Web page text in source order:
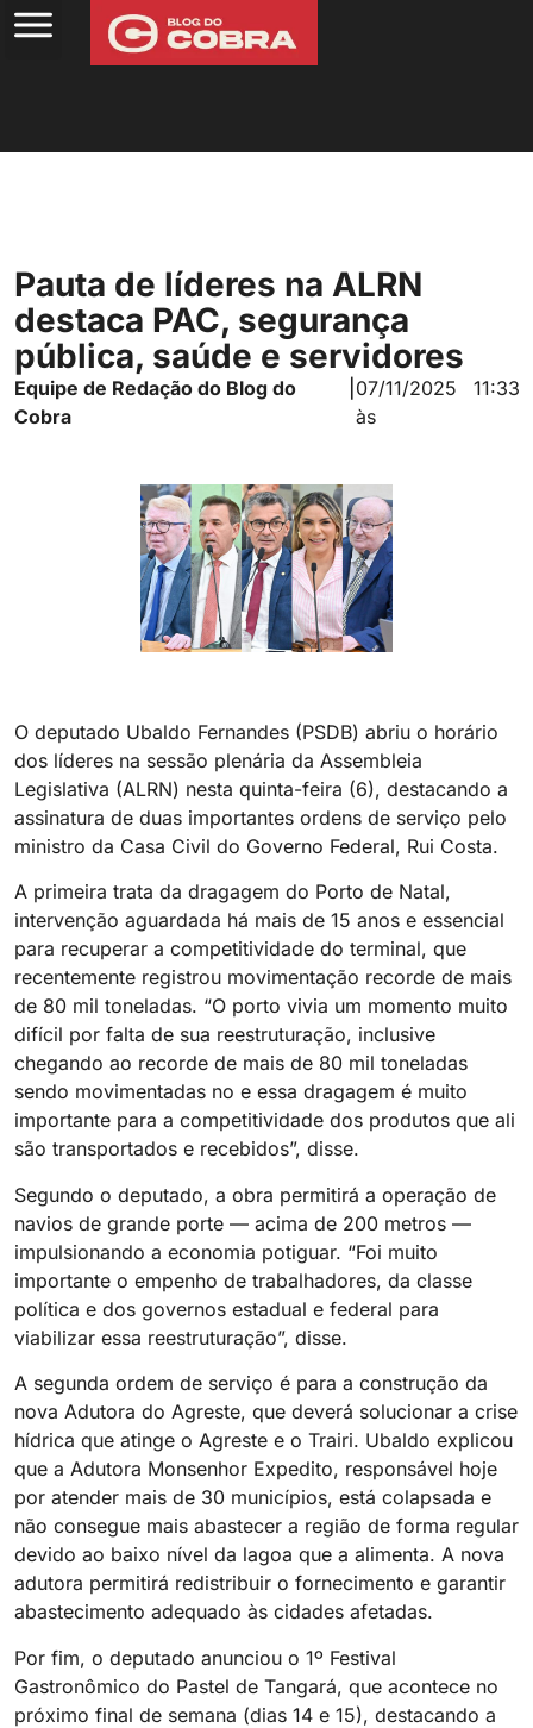
Pauta de líderes na ALRN
destaca PAC, segurança
pública, saúde e servidores
Equipe de Redação do Blog do
Cobra
07/11/2025
às
11:33
O deputado Ubaldo Fernandes (PSDB) abriu o horário
dos líderes na sessão plenária da Assembleia
Legislativa (ALRN) nesta quinta-feira (6), destacando a
assinatura de duas importantes ordens de serviço pelo
ministro da Casa Civil do Governo Federal, Rui Costa.
A primeira trata da dragagem do Porto de Natal,
intervenção aguardada há mais de 15 anos e essencial
para recuperar a competitividade do terminal, que
recentemente registrou movimentação recorde de mais
de 80 mil toneladas. “O porto vivia um momento muito
difícil por falta de sua reestruturação, inclusive
chegando ao recorde de mais de 80 mil toneladas
sendo movimentadas no e essa dragagem é muito
importante para a competitividade dos produtos que ali
são transportados e recebidos”, disse.
Segundo o deputado, a obra permitirá a operação de
navios de grande porte — acima de 200 metros —
impulsionando a economia potiguar. “Foi muito
importante o empenho de trabalhadores, da classe
política e dos governos estadual e federal para
viabilizar essa reestruturação”, disse.
A segunda ordem de serviço é para a construção da
nova Adutora do Agreste, que deverá solucionar a crise
hídrica que atinge o Agreste e o Trairi. Ubaldo explicou
que a Adutora Monsenhor Expedito, responsável hoje
por atender mais de 30 municípios, está colapsada e
não consegue mais abastecer a região de forma regular
devido ao baixo nível da lagoa que a alimenta. A nova
adutora permitirá redistribuir o fornecimento e garantir
abastecimento adequado às cidades afetadas.
Por fim, o deputado anunciou o 1º Festival
Gastronômico do Pastel de Tangará, que acontece no
próximo final de semana (dias 14 e 15), destacando a